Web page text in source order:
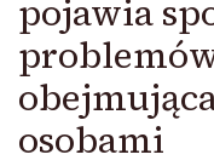
pojawia
osobami